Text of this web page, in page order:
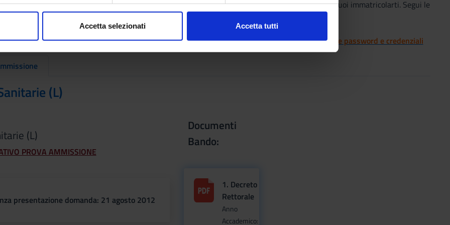
in qualsiasi momento dalla Dichiarazione sui cookie.
dei loro servizi.
Accetta selezionati Accetta tutti
seleziona poi il corso ad accesso programmato per il quale sei risultato vincitore e al quale vuoi immatricolarti. Segui le
della fase 1 "Corsi di studio ad accesso libero con verifica"
o problemi di accesso alla procedura di immatricolazione si rimanda al servizio diGestione password e credenziali
(L)
(L)
PROVA AMMISSIONE
presentazione domanda: 21 agosto 2012
Documenti
Bando:
1. Decreto
Rettorale
Anno
Accademico: